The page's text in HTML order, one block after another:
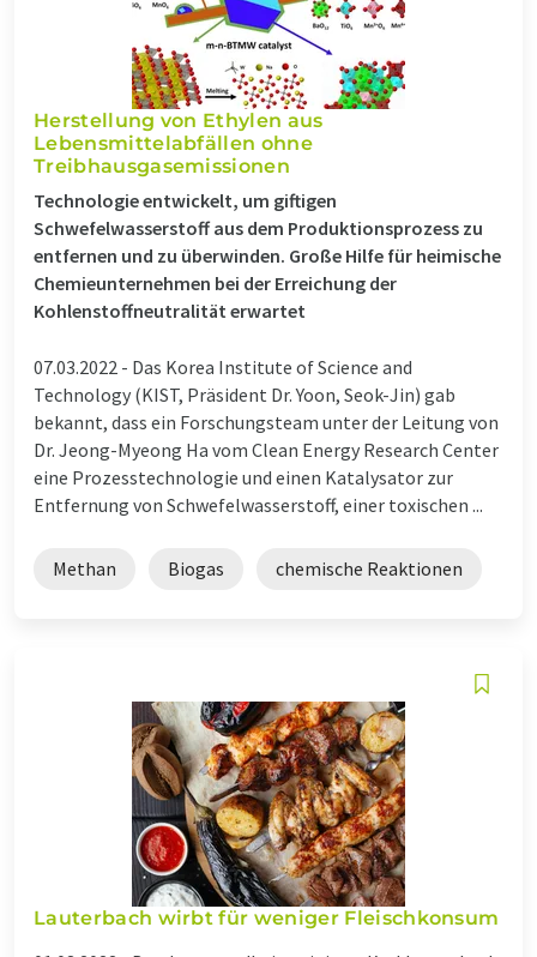
Herstellung von Ethylen aus
Lebensmittelabfällen ohne
Treibhausgasemissionen
Technologie entwickelt, um giftigen
Schwefelwasserstoff aus dem Produktionsprozess zu
entfernen und zu überwinden. Große Hilfe für heimische
Chemieunternehmen bei der Erreichung der
Kohlenstoffneutralität erwartet
07.03.2022 - Das Korea Institute of Science and
Technology (KIST, Präsident Dr. Yoon, Seok-Jin) gab
bekannt, dass ein Forschungsteam unter der Leitung von
Dr. Jeong-Myeong Ha vom Clean Energy Research Center
eine Prozesstechnologie und einen Katalysator zur
Entfernung von Schwefelwasserstoff, einer toxischen ...
Methan Biogas chemische Reaktionen
Lauterbach wirbt für weniger Fleischkonsum